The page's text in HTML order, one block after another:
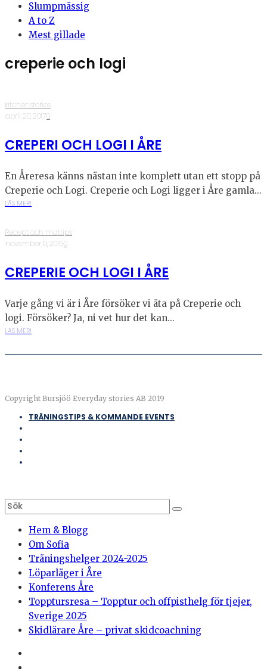
Slumpmässig
A to Z
Mest gillade
creperie och logi
kitchenstories
·april 20, 2017·0
CREPERI OCH LOGI I ÅRE
En Åreresa känns nästan inte komplett utan ett stopp på
Creperie och Logi. Creperie och Logi ligger i Åre gamla...
LÄS MER!
Recept och mattips
·november 9, 2015·0
CREPERIE OCH LOGI I ÅRE
Varje gång vi är i Åre försöker vi äta på Creperie och
logi. Försöker? Ja, ni vet hur det kan...
LÄS MER!
Copyright Bursjöö Everyday stories AB 2019
TRÄNINGSTIPS & KOMMANDE EVENTS
Hem & Blogg
Om Sofia
Träningshelger 2024-2025
Löparläger i Åre
Konferens Åre
Topptursresa – Topptur och offpisthelg för tjejer,
Sverige 2025
Skidlärare Åre – privat skidcoachning